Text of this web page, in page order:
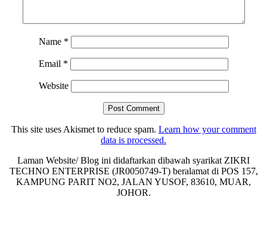
Name *
Email *
Website
This site uses Akismet to reduce spam. Learn how your comment
data is processed.
Laman Website/ Blog ini didaftarkan dibawah syarikat ZIKRI
TECHNO ENTERPRISE (JR0050749-T) beralamat di POS 157,
KAMPUNG PARIT NO2, JALAN YUSOF, 83610, MUAR,
JOHOR.